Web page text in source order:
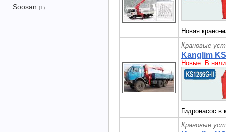
Soosan (1)
Новая крано-
Крановые
Kanglim
Новые. В
Гидронасос
Крановые